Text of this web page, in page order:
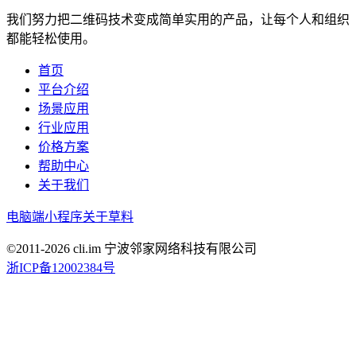
我们努力把二维码技术变成简单实用的产品，让每个人和组织
都能轻松使用。
首页
平台介绍
场景应用
行业应用
价格方案
帮助中心
关于我们
电脑端小程序关于草料
©2011-2026 cli.im 宁波邻家网络科技有限公司
浙ICP备12002384号